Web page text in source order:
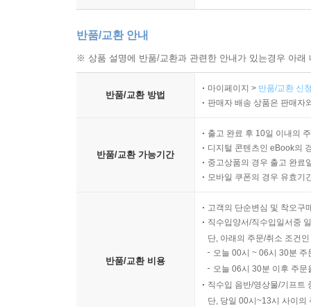
반품/교환 안내
※ 상품 설명에 반품/교환과 관련한 안내가 있는경우 아
반품/교환 방법
마이페이지 > 반품/교환 신
판매자 배송 상품은 판매자
반품/교환 가능기간
출고 완료 후 10일 이내의
디지털 콘텐츠인 eBook의
중고상품의 경우 출고 완료
모바일 쿠폰의 경우 유효기
반품/교환 비용
고객의 단순변심 및 착오구
직수입양서/직수입일서중
단, 아래의 주문/취소 조건
오늘 00시 ~ 06시 30분
오늘 06시 30분 이후 주
직수입 음반/영상물/기프트
단, 당일 00시~13시 사이의